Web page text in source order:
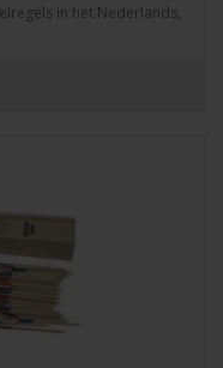
in het Nederlands,